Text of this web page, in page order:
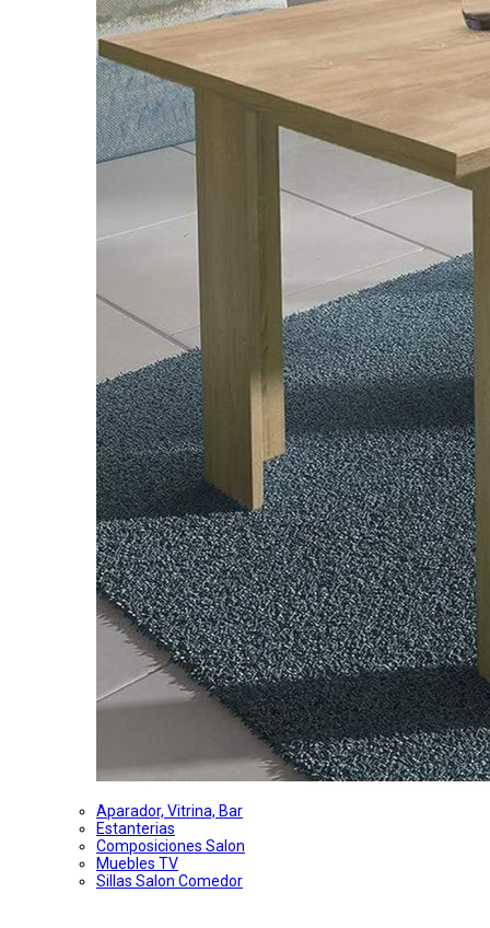
Aparador, Vitrina, Bar
Estanterias
Composiciones Salon
Muebles TV
Sillas Salon Comedor